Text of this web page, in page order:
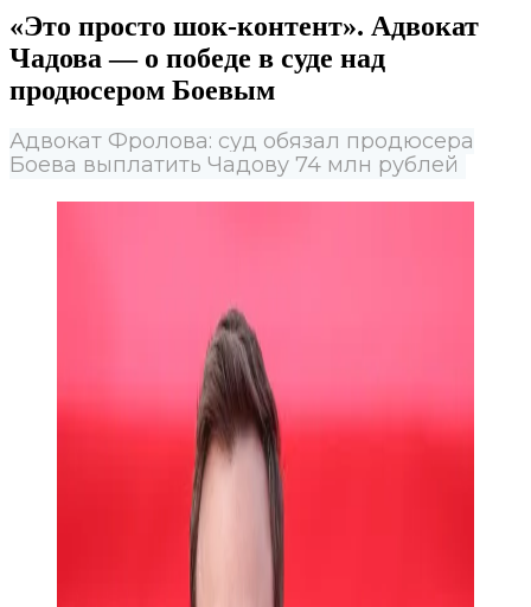
«Это просто шок-контент». Адвокат
Чадова — о победе в суде над
продюсером Боевым
Адвокат Фролова: суд обязал продюсера
Боева выплатить Чадову 74 млн рублей